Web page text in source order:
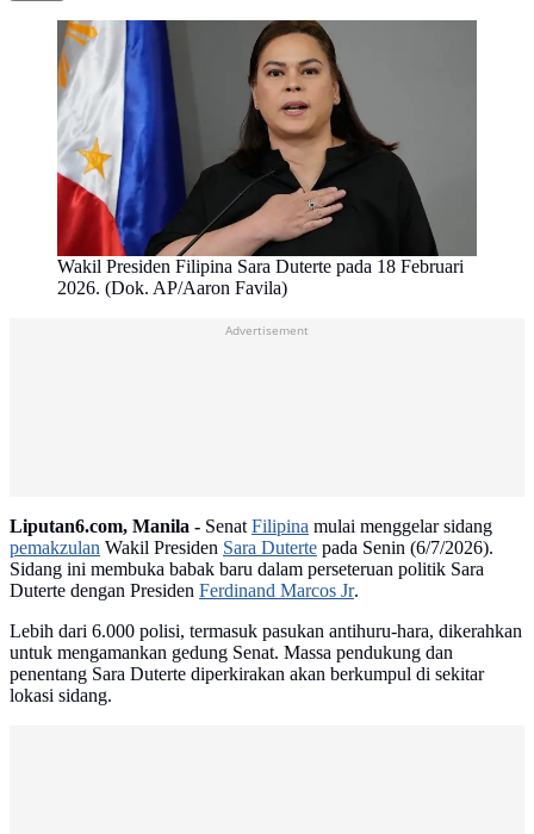
Wakil Presiden Filipina Sara Duterte pada 18 Februari
2026. (Dok. AP/Aaron Favila)
Advertisement
Liputan6.com, Manila - SenatFilipina mulai menggelar sidang
pemakzulan Wakil Presiden Sara Duterte pada Senin (6/7/2026).
Sidang ini membuka babak baru dalam perseteruan politik Sara
Duterte dengan Presiden Ferdinand Marcos Jr.
Lebih dari 6.000 polisi, termasuk pasukan antihuru-hara, dikerahkan
untuk mengamankan gedung Senat. Massa pendukung dan
penentang Sara Duterte diperkirakan akan berkumpul di sekitar
lokasi sidang.